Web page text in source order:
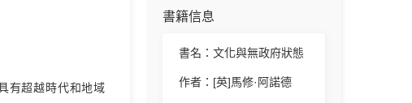
有超越時代和地域
書籍信息
書名：文化與無政府狀態
作者：[英]馬修·阿諾德